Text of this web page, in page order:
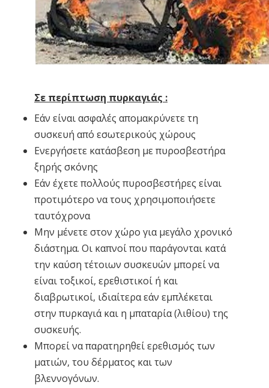
Σε περίπτωση πυρκαγιάς :
Εάν είναι ασφαλές απομακρύνετε τη
συσκευή από εσωτερικούς χώρους
Ενεργήσετε κατάσβεση με πυροσβεστήρα
ξηρής σκόνης
Εάν έχετε πολλούς πυροσβεστήρες είναι
προτιμότερο να τους χρησιμοποιήσετε
ταυτόχρονα
Μην μένετε στον χώρο για μεγάλο χρονικό
διάστημα. Οι καπνοί που παράγονται κατά
την καύση τέτοιων συσκευών μπορεί να
είναι τοξικοί, ερεθιστικοί ή και
διαβρωτικοί, ιδιαίτερα εάν εμπλέκεται
στην πυρκαγιά και η μπαταρία (λιθίου) της
συσκευής.
Μπορεί να παρατηρηθεί ερεθισμός των
ματιών, του δέρματος και των
βλεννογόνων.